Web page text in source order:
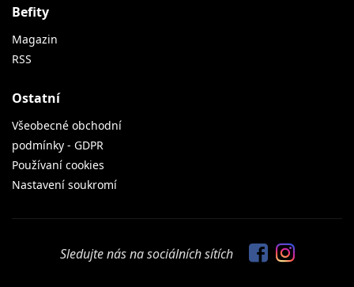
Befity
Magazin
RSS
Ostatní
Všeobecné obchodní
podmínky - GDPR
Používaní cookies
Nastavení soukromí
Sledujte nás na sociálních sítích